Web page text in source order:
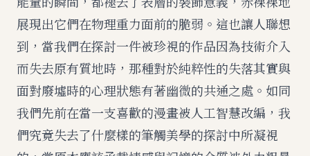
展現出它們在物理重力面前的脆弱。這也讓人聯想
到，當我們在探討一件被珍視的作品因為技術介入
而失去原有質地時，那種對於純粹性的失落其實與
面對廢墟時的心理狀態有著幽微的共通之處。如同
我們先前在當一支喜歡的漫畫被人工智慧改編，我
們究竟失去了什麼樣的筆觸美學的探討中所凝視